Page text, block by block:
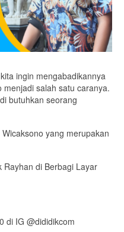
ingin mengabadikannya
salah satu caranya.
butuhkan seorang
yang merupakan
Rayhan di Berbagi Layar
di IG @dididikcom